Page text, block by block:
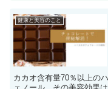
健康と美容のこと
カカオ含有量70％以上の